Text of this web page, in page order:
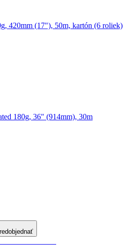
420mm (17"), 50m, kartón (6 roliek)
180g, 36" (914mm), 30m